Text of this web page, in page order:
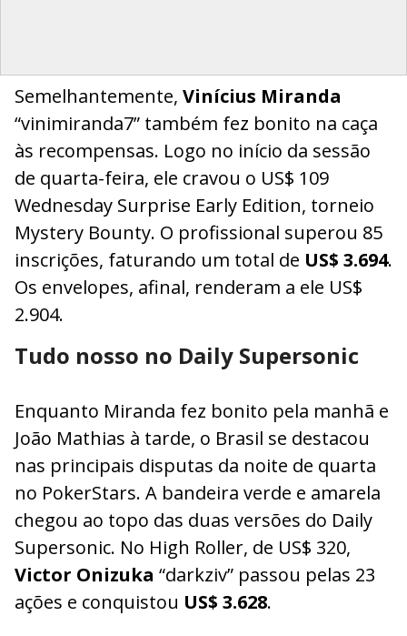
Semelhantemente, Vinícius Miranda
“vinimiranda7” também fez bonito na caça
às recompensas. Logo no início da sessão
de quarta-feira, ele cravou o US$ 109
Wednesday Surprise Early Edition, torneio
Mystery Bounty. O profissional superou 85
inscrições, faturando um total de US$ 3.694.
Os envelopes, afinal, renderam a ele US$
2.904.
Tudo nosso no Daily Supersonic
Enquanto Miranda fez bonito pela manhã e
João Mathias à tarde, o Brasil se destacou
nas principais disputas da noite de quarta
no PokerStars. A bandeira verde e amarela
chegou ao topo das duas versões do Daily
Supersonic. No High Roller, de US$ 320,
Victor Onizuka “darkziv” passou pelas 23
ações e conquistou US$ 3.628.